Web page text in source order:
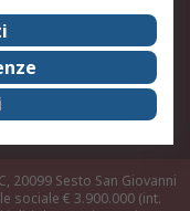
il Blog di RS
20099 Sesto San Giovanni
sociale € 3.900.000 (int.